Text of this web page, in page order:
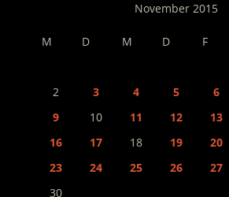
November 2015
M D M D F
2
3 4 5 6
9
10 11 12 13
16
17 18 19 20
23
24 25 26 27
30